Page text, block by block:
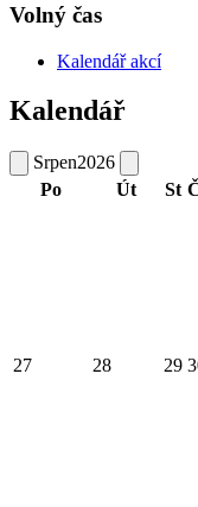
Volný čas
Kalendář akcí
Kalendář
Srpen2026
Po
Út St
27 28 29